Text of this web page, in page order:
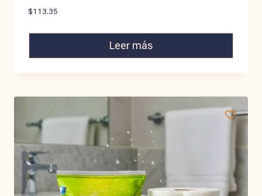
$113.35
Leer más